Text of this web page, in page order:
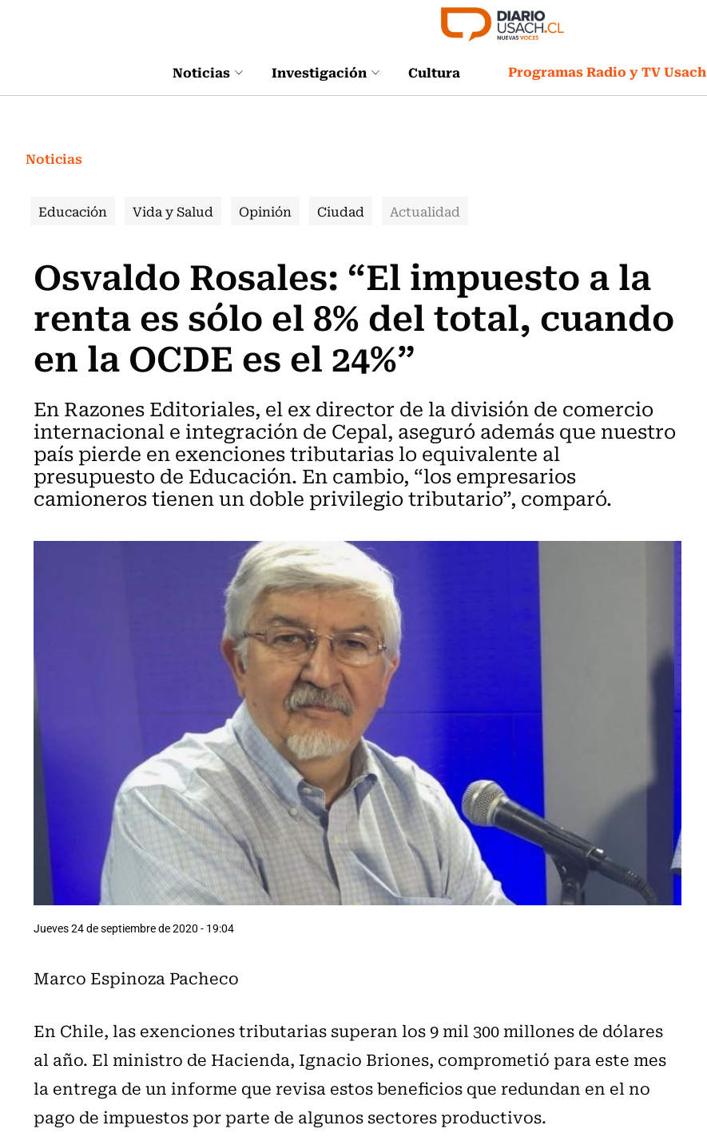
Noticias Investigación Cultura Programas Radio y TV Usach
Noticias
Educación Vida y Salud Opinión Ciudad Actualidad
Osvaldo Rosales: “El impuesto a la
renta es sólo el 8% del total, cuando
en la OCDE es el 24%”
En Razones Editoriales, el ex director de la división de comercio
internacional e integración de Cepal, aseguró además que nuestro
país pierde en exenciones tributarias lo equivalente al
presupuesto de Educación. En cambio, “los empresarios
camioneros tienen un doble privilegio tributario”, comparó.
Jueves 24 de septiembre de 2020 - 19:04
Marco Espinoza Pacheco
En Chile, las exenciones tributarias superan los 9 mil 300 millones de dólares
al año. El ministro de Hacienda, Ignacio Briones, comprometió para este mes
la entrega de un informe que revisa estos beneficios que redundan en el no
pago de impuestos por parte de algunos sectores productivos.